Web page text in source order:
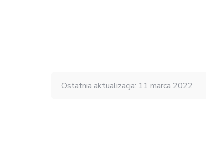
Ostatnia aktualizacja: 11 marca 2022